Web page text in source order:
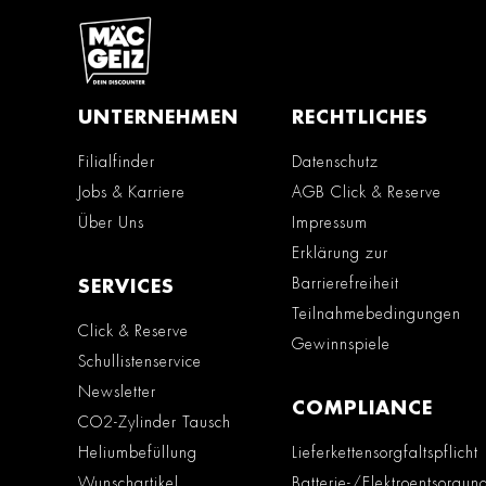
UNTERNEHMEN
Filialfinder
Jobs & Karriere
Über Uns
SERVICES
Click & Reserve
Schullistenservice
Newsletter
CO2-Zylinder Tausch
Heliumbefüllung
Wunschartikel
RECHTLICHES
Datenschutz
AGB Click & Reserve
Impressum
Erklärung zur
Barrierefreiheit
Teilnahmebedingungen
Gewinnspiele
COMPLIANCE
Lieferkettensorgfaltspflicht
Batterie-/Elektroentsorgung